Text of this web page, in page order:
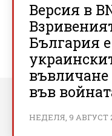
Версия в
България
във
НЕДЕЛЯ, 9 АВГУСТ